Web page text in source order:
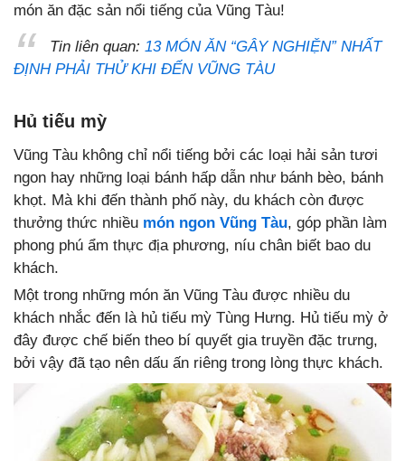
món ăn đặc sản nổi tiếng của Vũng Tàu!
Tin liên quan: 13 MÓN ĂN “GÂY NGHIỆN” NHẤT
ĐỊNH PHẢI THỬ KHI ĐẾN VŨNG TÀU
Hủ tiếu mỳ
Vũng Tàu không chỉ nổi tiếng bởi các loại hải sản tươi
ngon hay những loại bánh hấp dẫn như bánh bèo, bánh
khọt. Mà khi đến thành phố này, du khách còn được
thưởng thức nhiều món ngon Vũng Tàu, góp phần làm
phong phú ẩm thực địa phương, níu chân biết bao du
khách.
Một trong những món ăn Vũng Tàu được nhiều du
khách nhắc đến là hủ tiếu mỳ Tùng Hưng. Hủ tiếu mỳ ở
đây được chế biến theo bí quyết gia truyền đặc trưng,
bởi vậy đã tạo nên dấu ấn riêng trong lòng thực khách.